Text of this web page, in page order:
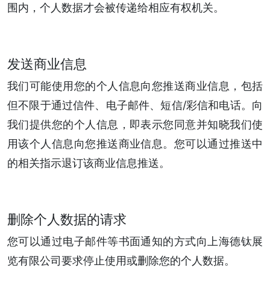
围内，个人数据才会被传递给相应有权机关。
发送商业信息
我们可能使用您的个人信息向您推送商业信息，包括
但不限于通过信件、电子邮件、短信/彩信和电话。向
我们提供您的个人信息，即表示您同意并知晓我们使
用该个人信息向您推送商业信息。您可以通过推送中
的相关指示退订该商业信息推送。
删除个人数据的请求
您可以通过电子邮件等书面通知的方式向上海德钛展
览有限公司要求停止使用或删除您的个人数据。